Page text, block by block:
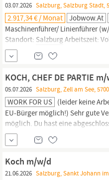
03.07.2026 Salzburg, Salzburg Stadt,
2.917,34 € / Monat Jobwow.at
Maschinenführer/ Linienführer
Standort: SalzburgArbeitszeit:
4-Schichtbetrieb Du hast eine
abgeschlossen und möchtest
Produktionsbetrieb einsetzen?
KOCH, CHEF DE PARTIE
05.07.2026 Salzburg, Zell am See, 5700
WORK FOR US (leider keine
EU-Bürger möglich!) Sehr gute
möglich. Du hast eine
Köchin und idealerweise
teamplayer und hast ein
Gute Selbstorganisation,
Koch m/w/d
21.06.2026 Salzburg, Sankt Johann